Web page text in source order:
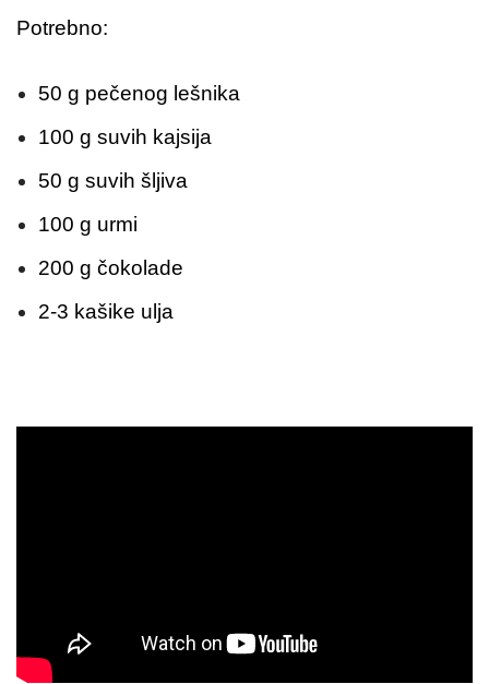
Potrebno:
50 g pečenog lešnika
100 g suvih kajsija
50 g suvih šljiva
100 g urmi
200 g čokolade
2-3 kašike ulja